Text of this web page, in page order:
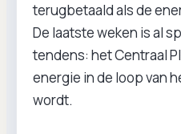
terugbetaald als de
De laatste weken is al
tendens: het Centraal
energie in de loop van
wordt.